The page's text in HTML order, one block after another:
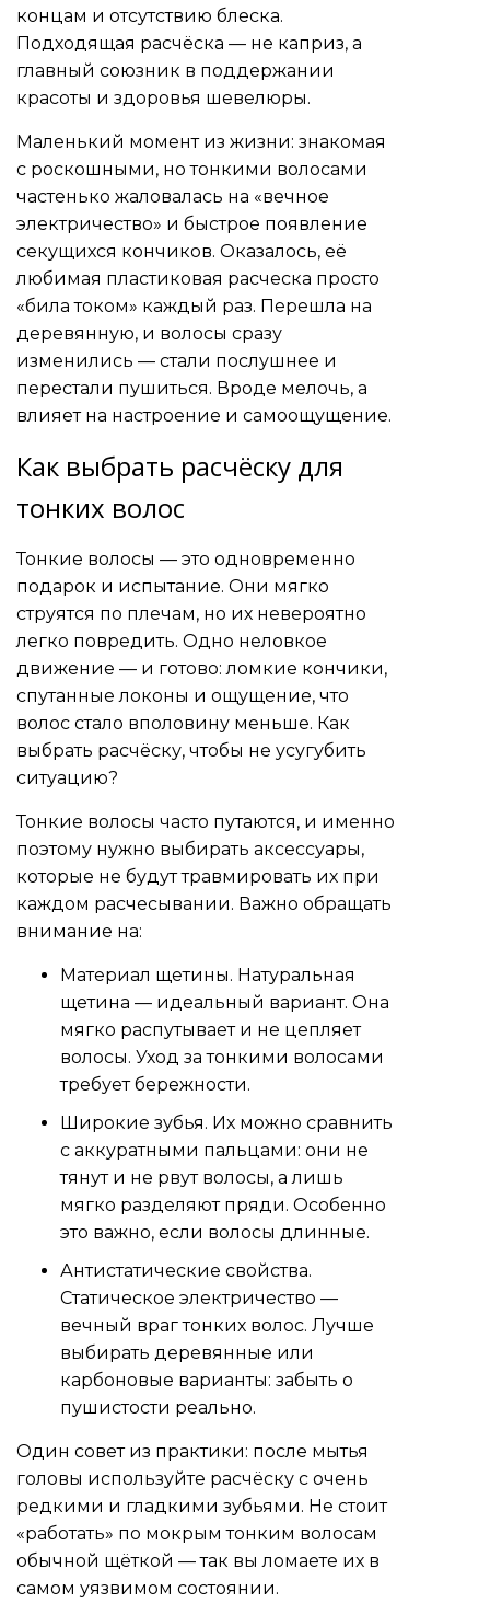
концам и отсутствию блеска.
Подходящая расчёска — не каприз, а
главный союзник в поддержании
красоты и здоровья шевелюры.
Маленький момент из жизни: знакомая
с роскошными, но тонкими волосами
частенько жаловалась на «вечное
электричество» и быстрое появление
секущихся кончиков. Оказалось, её
любимая пластиковая расческа просто
«била током» каждый раз. Перешла на
деревянную, и волосы сразу
изменились — стали послушнее и
перестали пушиться. Вроде мелочь, а
влияет на настроение и самоощущение.
Как выбрать расчёску для
тонких волос
Тонкие волосы — это одновременно
подарок и испытание. Они мягко
струятся по плечам, но их невероятно
легко повредить. Одно неловкое
движение — и готово: ломкие кончики,
спутанные локоны и ощущение, что
волос стало вполовину меньше. Как
выбрать расчёску, чтобы не усугубить
ситуацию?
Тонкие волосы часто путаются, и именно
поэтому нужно выбирать аксессуары,
которые не будут травмировать их при
каждом расчесывании. Важно обращать
внимание на:
Материал щетины. Натуральная
щетина — идеальный вариант. Она
мягко распутывает и не цепляет
волосы. Уход за тонкими волосами
требует бережности.
Широкие зубья. Их можно сравнить
с аккуратными пальцами: они не
тянут и не рвут волосы, а лишь
мягко разделяют пряди. Особенно
это важно, если волосы длинные.
Антистатические свойства.
Статическое электричество —
вечный враг тонких волос. Лучше
выбирать деревянные или
карбоновые варианты: забыть о
пушистости реально.
Один совет из практики: после мытья
головы используйте расчёску с очень
редкими и гладкими зубьями. Не стоит
«работать» по мокрым тонким волосам
обычной щёткой — так вы ломаете их в
самом уязвимом состоянии.